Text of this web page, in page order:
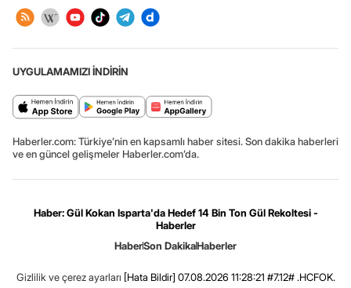
UYGULAMAMIZI İNDİRİN
Haberler.com: Türkiye’nin en kapsamlı haber sitesi. Son dakika haberleri
ve en güncel gelişmeler Haberler.com’da.
Haber: Gül Kokan Isparta'da Hedef 14 Bin Ton Gül Rekoltesi -
Haberler
HaberSon DakikaHaberler
Gizlilik ve çerez ayarları [Hata Bildir] 07.08.2026 11:28:21 #7.12# .HCFOK.